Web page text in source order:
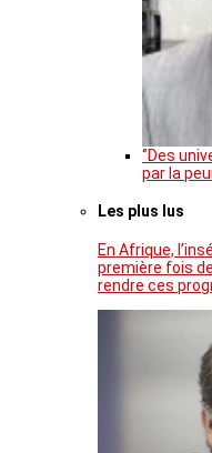
‘’Des
par la
Les plus lus
En Afrique,
première fois
rendre ces